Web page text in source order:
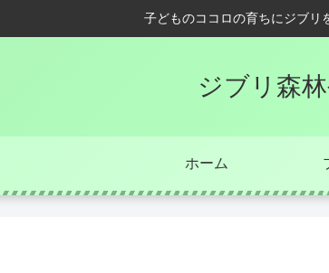
子どものココロの育ちにジブリ
ジブリ森
ホーム